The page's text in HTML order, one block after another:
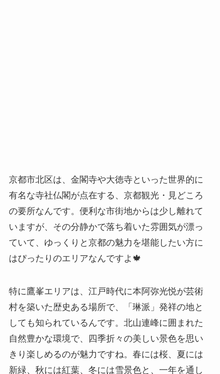
京都市北区は、金閣寺や大徳寺といった世界的に
有名な寺社仏閣が点在する、京都観光・見どころ
の要所なんです。便利な市街地からは少し離れて
いますが、その分静かで落ち着いた雰囲気が漂っ
ていて、ゆっくりと京都の魅力を堪能したい方に
はぴったりのエリアなんですよ🍁
特に鷹峯エリアは、江戸時代に本阿弥光悦が芸術
村を築いた歴史ある場所で、「琳派」発祥の地と
しても知られているんです。北山連峰に囲まれた
自然豊かな環境で、四季折々の美しい景色を思い
きり楽しめるのが魅力ですね。春には桜、夏には
新緑、秋には紅葉、冬には雪景色と、一年を通し